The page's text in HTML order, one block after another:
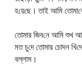
হ‌য়ে‌ছে। তাই আ‌মি
তোমার জিব‌নে আ‌মি শুখ
মত চু‌দে তোমার চোদন
ব‌ল্লাম।